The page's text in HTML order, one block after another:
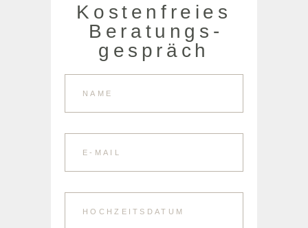
Kostenfreies
Beratungs­
gespräch